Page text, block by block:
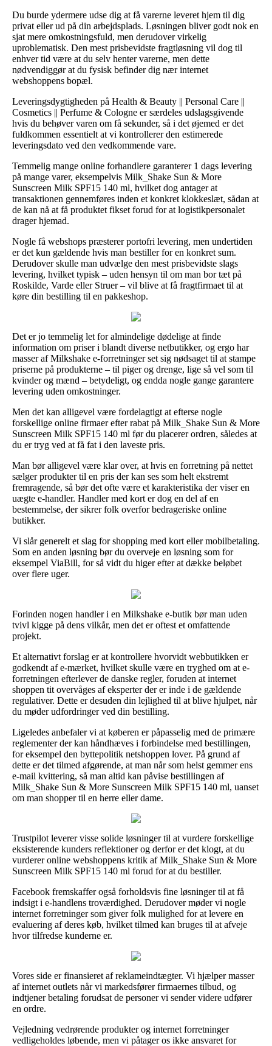
Du burde ydermere udse dig at få varerne leveret hjem til dig
privat eller ud på din arbejdsplads. Løsningen bliver godt nok en
sjat mere omkostningsfuld, men derudover virkelig
uproblematisk. Den mest prisbevidste fragtløsning vil dog til
enhver tid være at du selv henter varerne, men dette
nødvendiggør at du fysisk befinder dig nær internet
webshoppens bopæl.
Leveringsdygtigheden på Health & Beauty || Personal Care ||
Cosmetics || Perfume & Cologne er særdeles udslagsgivende
hvis du behøver varen om få sekunder, så i det øjemed er det
fuldkommen essentielt at vi kontrollerer den estimerede
leveringsdato ved den vedkommende vare.
Temmelig mange online forhandlere garanterer 1 dags levering
på mange varer, eksempelvis Milk_Shake Sun & More
Sunscreen Milk SPF15 140 ml, hvilket dog antager at
transaktionen gennemføres inden et konkret klokkeslæt, sådan at
de kan nå at få produktet fikset forud for at logistikpersonalet
drager hjemad.
Nogle få webshops præsterer portofri levering, men undertiden
er det kun gældende hvis man bestiller for en konkret sum.
Derudover skulle man udvælge den mest prisbevidste slags
levering, hvilket typisk – uden hensyn til om man bor tæt på
Roskilde, Varde eller Struer – vil blive at få fragtfirmaet til at
køre din bestilling til en pakkeshop.
Det er jo temmelig let for almindelige dødelige at finde
information om priser i blandt diverse netbutikker, og ergo har
masser af Milkshake e-forretninger set sig nødsaget til at stampe
priserne på produkterne – til piger og drenge, lige så vel som til
kvinder og mænd – betydeligt, og endda nogle gange garantere
levering uden omkostninger.
Men det kan alligevel være fordelagtigt at efterse nogle
forskellige online firmaer efter rabat på Milk_Shake Sun & More
Sunscreen Milk SPF15 140 ml før du placerer ordren, således at
du er tryg ved at få fat i den laveste pris.
Man bør alligevel være klar over, at hvis en forretning på nettet
sælger produkter til en pris der kan ses som helt ekstremt
fremragende, så bør det ofte være et karakteristika der viser en
uægte e-handler. Handler med kort er dog en del af en
bestemmelse, der sikrer folk overfor bedrageriske online
butikker.
Vi slår generelt et slag for shopping med kort eller mobilbetaling.
Som en anden løsning bør du overveje en løsning som for
eksempel ViaBill, for så vidt du higer efter at dække beløbet
over flere uger.
Forinden nogen handler i en Milkshake e-butik bør man uden
tvivl kigge på dens vilkår, men det er oftest et omfattende
projekt.
Et alternativt forslag er at kontrollere hvorvidt webbutikken er
godkendt af e-mærket, hvilket skulle være en tryghed om at e-
forretningen efterlever de danske regler, foruden at internet
shoppen tit overvåges af eksperter der er inde i de gældende
regulativer. Dette er desuden din lejlighed til at blive hjulpet, når
du møder udfordringer ved din bestilling.
Ligeledes anbefaler vi at køberen er påpasselig med de primære
reglementer der kan håndhæves i forbindelse med bestillingen,
for eksempel den byttepolitik netshoppen lover. På grund af
dette er det tilmed afgørende, at man når som helst gemmer ens
e-mail kvittering, så man altid kan påvise bestillingen af
Milk_Shake Sun & More Sunscreen Milk SPF15 140 ml, uanset
om man shopper til en herre eller dame.
Trustpilot leverer visse solide løsninger til at vurdere forskellige
eksisterende kunders reflektioner og derfor er det klogt, at du
vurderer online webshoppens kritik af Milk_Shake Sun & More
Sunscreen Milk SPF15 140 ml forud for at du bestiller.
Facebook fremskaffer også forholdsvis fine løsninger til at få
indsigt i e-handlens troværdighed. Derudover møder vi nogle
internet forretninger som giver folk mulighed for at levere en
evaluering af deres køb, hvilket tilmed kan bruges til at afveje
hvor tilfredse kunderne er.
Vores side er finansieret af reklameindtægter. Vi hjælper masser
af internet outlets når vi markedsfører firmaernes tilbud, og
indtjener betaling forudsat de personer vi sender videre udfører
en ordre.
Vejledning vedrørende produkter og internet forretninger
vedligeholdes løbende, men vi påtager os ikke ansvaret for